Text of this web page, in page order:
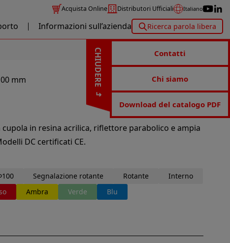
Acquista Online Distributori Ufficiali Italiano
Informazioni sull’azienda Ricerca parola libera
CHIUDERE Contatti
Chi siamo
Download del catalogo PDF
mm
in resina acrilica, riflettore parabolico e ampia
DC certificati CE.
Segnalazione rotante Rotante
Interno
Ambra Verde Blu